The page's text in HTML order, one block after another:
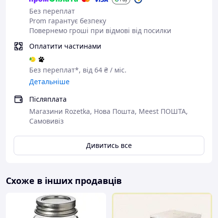
Особливістю каруселі є її обертається підставка на 360°,
яка дозволяє швидко знаходити потрібну баночку,
просто обертаючи її. У комплект входять 18 баночок з
безсвинцевого скла, що дозволяє зручно зберігати різні
ергономічний дизайн допомагає заощадити місце на
кухні, особливо в маленьких приміщеннях.
Без переплат
Prom гарантує безпеку
Повернемо гроші при відмові від посилки
Оплатити частинами
Без переплат*, від 64 ₴ / міс.
Детальніше
Післяплата
Магазини Rozetka, Нова Пошта, Meest ПОШТА,
Самовивіз
Дивитись все
Схоже в інших продавців